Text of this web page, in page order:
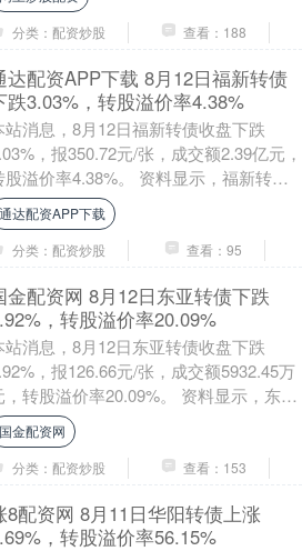
分类：配资炒股
查看：188
达配资APP下载 8月12日福新转债
跌3.03%，转股溢价率4.38%
站消息，8月12日福新转债收盘下跌
，报350.72元/张，成交额2.39亿元，
股溢价率4.38%。 资料显示，福新转债
用级别为“A+”，债券期限....
通达配资APP下载
分类：配资炒股
查看：95
金配资网 8月12日东亚转债下跌
，转股溢价率20.09%
站消息，8月12日东亚转债收盘下跌
，报126.66元/张，成交额5932.45万
，转股溢价率20.09%。 资料显示，东亚
债信用级别为“A+”，....
国金配资网
分类：配资炒股
查看：153
8配资网 8月11日华阳转债上涨
，转股溢价率56.15%